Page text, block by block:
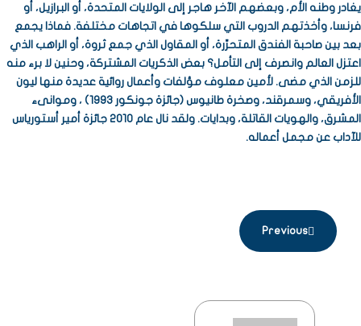
يغادر وطنه الأم، وبعضهم الآخر هاجر إلى الولايات المتحدة، أو البرازيل، أو
فرنسا، وأخذتهم الدروب التي سلكوها في اتجاهات مختلفة. فماذا يجمع
بعد بين صاحبة الفندق المتحرِّرة، أو المقاول الذي جمع ثروة، أو الراهب الذي
اعتزل العالم وانصرف إلى التأمل؟ بعض الذكريات المشتركة، وحنين لا برء منه
للزمن الذي مضى. لأمين معلوف مؤلفات وأعمال روائية عديدة منها ليون
الأفريقي، وسمرقند، وصخرة طانيوس (جائزة جونكور 1993) ، وموانىء
المشرق، والهويات القاتلة، وبدايات. ولقد نال عام 2010 جائزة أمير أستورياس
للآداب عن مجمل أعماله.
Previous